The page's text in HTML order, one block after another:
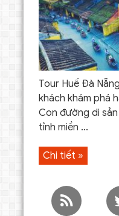
Tour Huế Đà
khách khám phá
Con đường di sản
tỉnh miền ...
Chi tiết »